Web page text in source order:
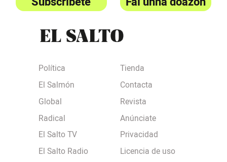
Política
El Salmón
Global
Radical
El Salto TV
El Salto Radio
Tienda
Contacta
Revista
Anúnciate
Privacidad
Licencia de uso